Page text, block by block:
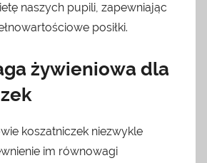
naszych pupili, zapewniając
posiłki.
żywieniowa dla
koszatniczek niezwykle
im równowagi